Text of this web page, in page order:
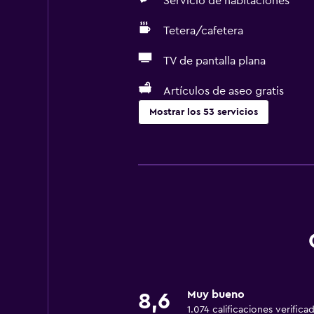
Tetera/cafetera
TV de pantalla plana
Artículos de aseo gratis
Mostrar los 53 servicios
Tetera eléctrica
Tetera/cafetera
8,6 Muy bueno
1.074 calificaciones